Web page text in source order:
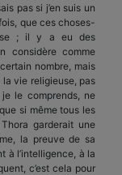
pas si j’en suis un
que ces choses-
; il y a eu des
considère comme
nombre, mais
vie religieuse, pas
le comprends, ne
si même tous les
garderait une
la preuve de sa
à l’intelligence, à la
c’est cela pour